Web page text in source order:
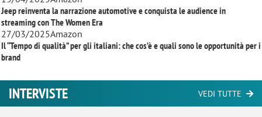
Jeep reinventa la narrazione automotive e conquista le audience in
streaming conThe Women Era
27/03/2025Amazon
Il “Tempo di qualità” per gli italiani: che cos’è e quali sono le opportunità per i
brand
INTERVISTE VEDI TUTTE